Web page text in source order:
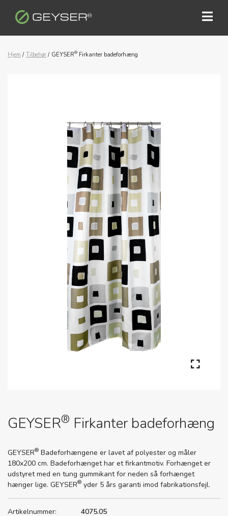
Hjem / Tilbehør / GEYSER® Firkanter badeforhæng
GEYSER® Firkanter badeforhæng
GEYSER® Badeforhængene er lavet af polyester og måler
180x200 cm. Badeforhænget har et firkantmotiv. Forhænget er
udstyret med en tung gummikant for neden så forhænget
hænger lige. GEYSER® yder 5 års garanti imod fabrikationsfejl.
Artikelnummer:
4075.05